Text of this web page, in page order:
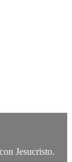
Jesucristo.